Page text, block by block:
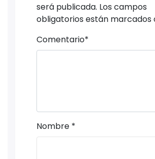
será publicada. Los campos
obligatorios están marcados
Comentario*
Nombre *